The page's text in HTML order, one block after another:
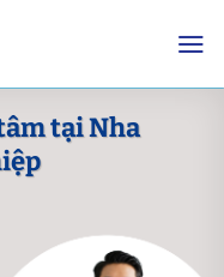
tại Nha